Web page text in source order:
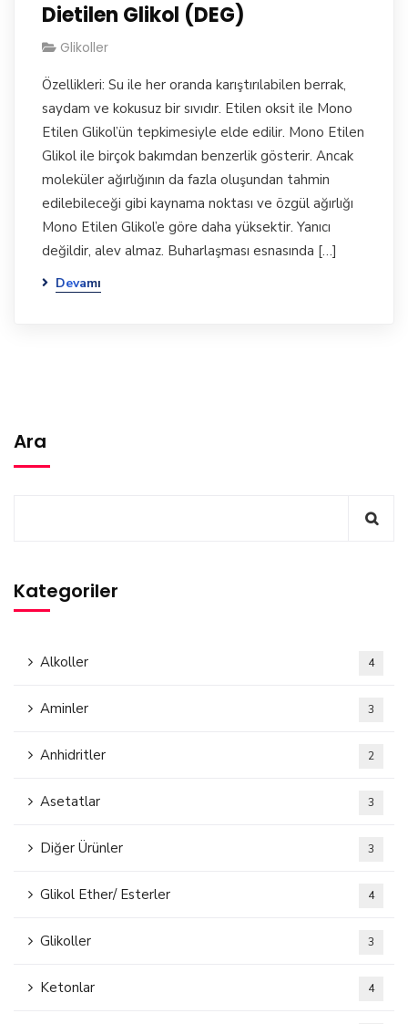
Dietilen Glikol (DEG)
Glikoller
Özellikleri: Su ile her oranda karıştırılabilen berrak,
saydam ve kokusuz bir sıvıdır. Etilen oksit ile Mono
Etilen Glikol’ün tepkimesiyle elde edilir. Mono Etilen
Glikol ile birçok bakımdan benzerlik gösterir. Ancak
moleküler ağırlığının da fazla oluşundan tahmin
edilebileceği gibi kaynama noktası ve özgül ağırlığı
Mono Etilen Glikol’e göre daha yüksektir. Yanıcı
değildir, alev almaz. Buharlaşması esnasında […]
Devamı
Ara
Kategoriler
Alkoller 4
Aminler 3
Anhidritler 2
Asetatlar 3
Diğer Ürünler 3
Glikol Ether/ Esterler 4
Glikoller 3
Ketonlar 4